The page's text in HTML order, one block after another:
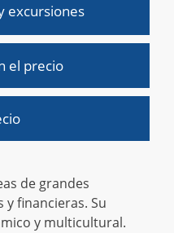
excursiones
el precio
de grandes
financieras. Su
y multicultural.